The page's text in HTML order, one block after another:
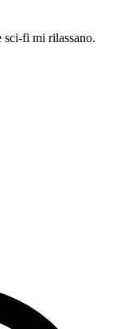
sci-fi mi rilassano.